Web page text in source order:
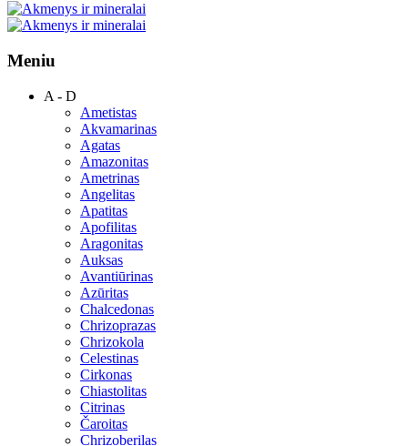
Meniu
A - D
Ametistas
Akvamarinas
Agatas
Amazonitas
Ametrinas
Angelitas
Apatitas
Apofilitas
Aragonitas
Auksas
Avantiūrinas
Azūritas
Chalcedonas
Chrizoprazas
Chrizokola
Celestinas
Cirkonas
Chiastolitas
Citrinas
Čaroitas
Chrizoberilas